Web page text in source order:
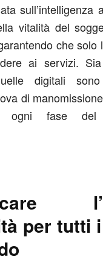
sull’intelligenza
vitalità del
che solo
ai servizi.
digitali
di
ogni fase del
per tutti